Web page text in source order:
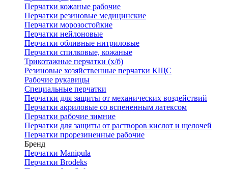
Перчатки кожаные рабочие
Перчатки резиновые медицинские
Перчатки морозостойкие
Перчатки нейлоновые
Перчатки обливные нитриловые
Перчатки спилковые, кожаные
Трикотажные перчатки (х/б)
Резиновые хозяйственные перчатки КЩС
Рабочие рукавицы
Специальные перчатки
Перчатки для защиты от механических воздействий
Перчатки акриловые со вспененным латексом
Перчатки рабочие зимние
Перчатки для защиты от растворов кислот и щелочей
Перчатки прорезиненные рабочие
Бренд
Перчатки Manipula
Перчатки Brodeks